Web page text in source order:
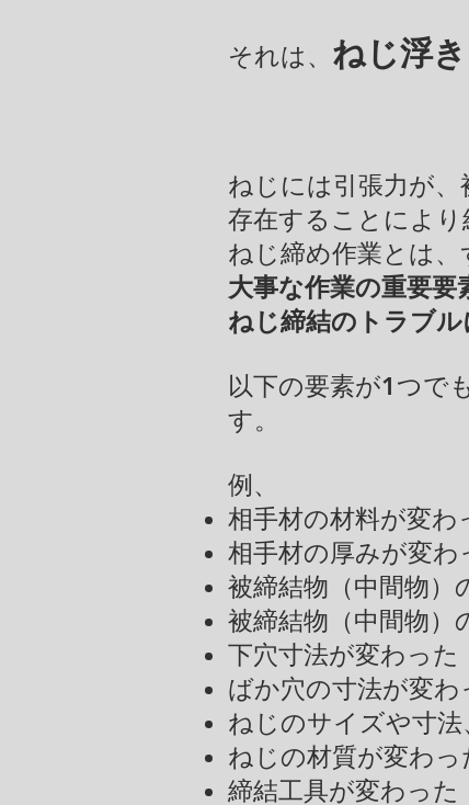
それは、​ ねじ浮
ねじには引張力が
存在することによ
ねじ締め作業とは
大事な作業の重要
ねじ締結のトラブル
以下の要素が1つで
す。
例、
相手材の材料が変わ
相手材の厚みが変わ
被締結物（中間物）
被締結物（中間物）
下穴寸法が変わった
ばか穴の寸法が変わ
ねじのサイズや寸
ねじの材質が変わっ
締結工具が変わった